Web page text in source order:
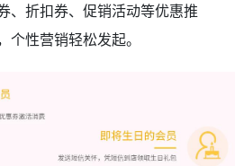
、折扣券、促销活动等优惠推
性营销轻松发起。